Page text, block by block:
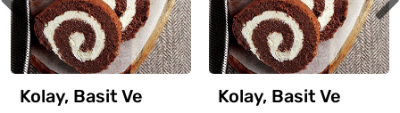
Kolay, Basit Ve
Kolay, Basit Ve